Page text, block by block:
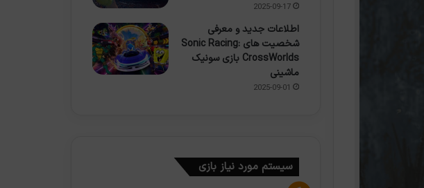
2025-09-17
اطلاعات جدید و معرفی
شخصیت های Sonic Racing:
CrossWorlds بازی سونیک
ماشینی
2025-09-01
سیستم مورد نیاز بازی